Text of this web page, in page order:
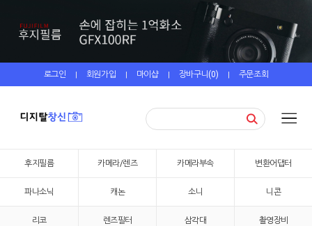
로그인 | 회원가입 | 마이샵 | 장바구니(0) | 주문조회
후지필름 카메라/렌즈 카메라부속 변환어댑터
파나소닉 캐논 소니 니콘
리코 렌즈필터 삼각대 촬영장비